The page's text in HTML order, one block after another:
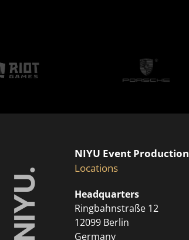
NIYU Event Production
Locations
Headquarters
Ringbahnstraße 12
12099 Berlin
Germany